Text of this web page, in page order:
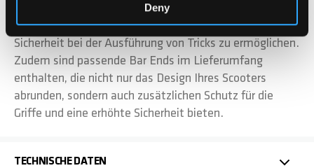
Deny
um optimalen Grip zu bieten, sind diese Griffe speziell
darauf ausgerichtet, dir die nötige Kontrolle und
Sicherheit bei der Ausführung von Tricks zu ermöglichen.
Zudem sind passende Bar Ends im Lieferumfang
enthalten, die nicht nur das Design Ihres Scooters
abrunden, sondern auch zusätzlichen Schutz für die
Griffe und eine erhöhte Sicherheit bieten.
TECHNISCHE DATEN